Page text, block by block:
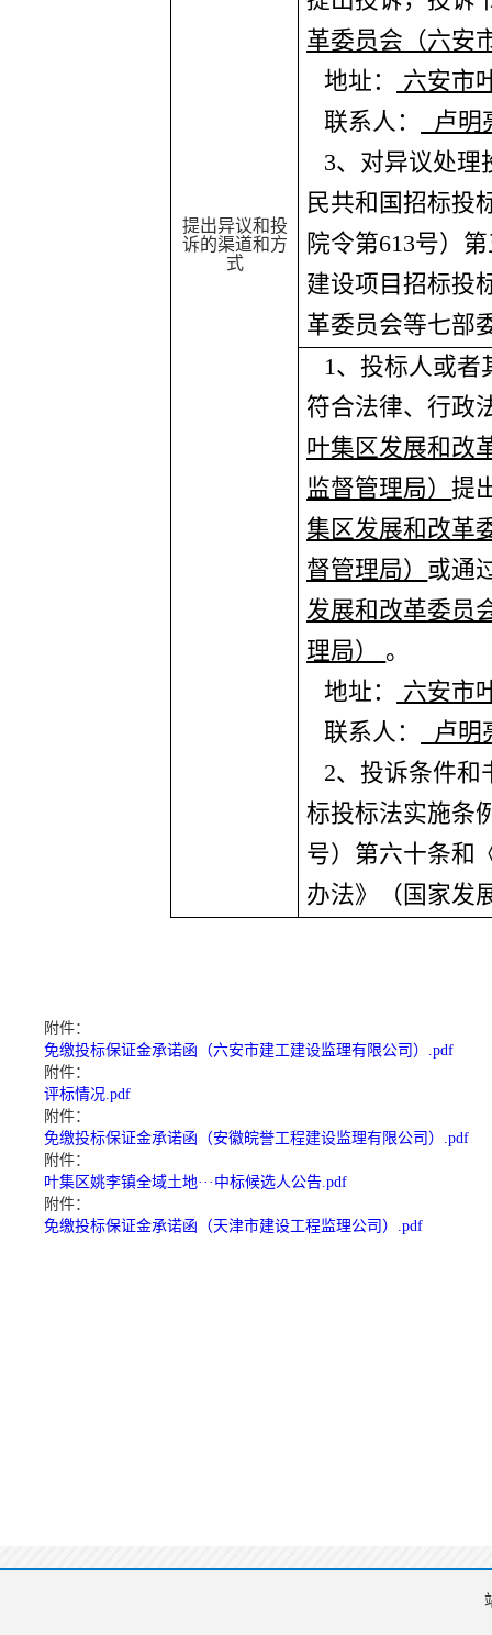
提出异议和投
诉的渠道和方
式
革委员会（六安
地址：
六安市
联系人：
卢明
3、对异议处理
民共和国招标投
院令第613号）
建设项目招标投
革委员会等七部
1、投标人或者
符合法律、行政
叶集区发展和改
监督管理局）提
集区发展和改革
督管理局） 或通
发展和改革委员
理局）
。
地址：
六安市
联系人：
卢明
2、投诉条件和
标投标法实施条
号）第六十条和
办法》（国家发
附件：
免缴投标保证金承诺函（六安市建工建设监理有限公司）.pdf
附件：
评标情况.pdf
附件：
免缴投标保证金承诺函（安徽皖誉工程建设监理有限公司）.pdf
附件：
叶集区姚李镇全域土地···中标候选人公告.pdf
附件：
免缴投标保证金承诺函（天津市建设工程监理公司）.pdf